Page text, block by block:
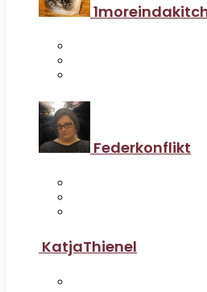
Federkonflikt
KatjaThienel